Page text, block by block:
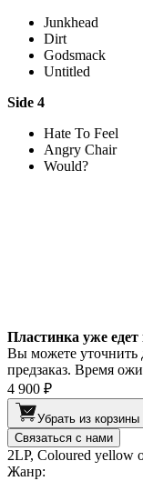
Junkhead
Dirt
Godsmack
Untitled
Side 4
Hate To Feel
Angry Chair
Would?
Пластинка уже
Вы можете уточнить
предзаказ. Время
4 900 ₽
Убрать из корзины
Связаться с нами
2LP, Coloured yellow
Жанр: